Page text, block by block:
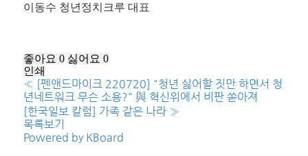
이동수 청년정치크루 대표
좋아요 0 싫어요 0
인쇄
« [펜앤드마이크 220720] "청년 싫어할 짓만 하면서 청
년네트워크 무슨 소용?" 與 혁신위에서 비판 쏟아져
[한국일보 칼럼] 가족 같은 나라 »
목록보기
Powered by KBoard